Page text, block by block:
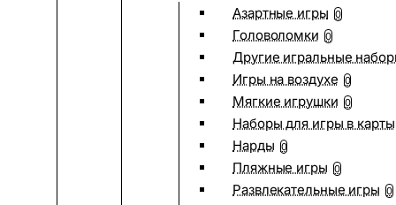
Азартные игры 0
Головоломки 0
Другие игральные
Игры на воздухе 0
Мягкие игрушки 0
Наборы для игры в карты
Нарды 0
Пляжные игры 0
Развлекательные игры 0